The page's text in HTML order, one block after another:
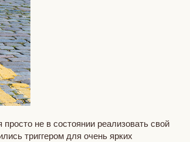
не в состоянии реализовать свой
триггером для очень ярких